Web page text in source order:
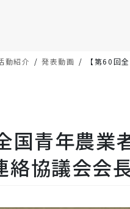
動紹介 発表動画 【第60回
国青年農
絡協議会会